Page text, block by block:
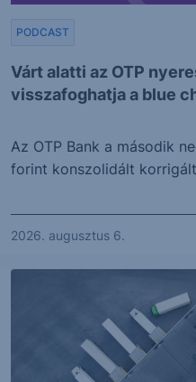
Várt alatti az OTP
visszafoghatja a blue
PODCAST
Az OTP Bank a második
forint konszolidált
2026. augusztus 6.